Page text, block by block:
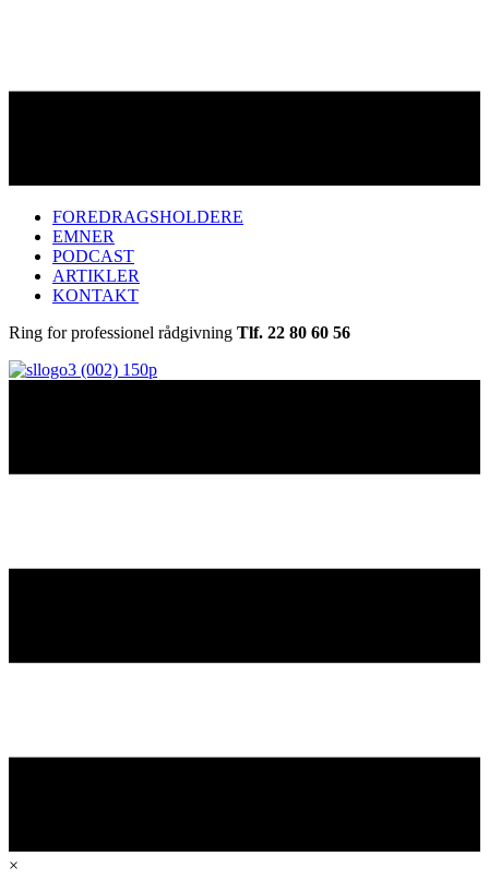
FOREDRAGSHOLDERE
EMNER
PODCAST
ARTIKLER
KONTAKT
Ring for professionel rådgivning Tlf. 22 80 60 56
×